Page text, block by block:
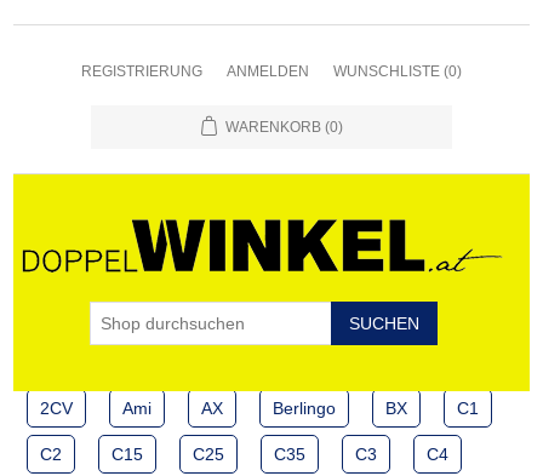
REGISTRIERUNG ANMELDEN WUNSCHLISTE (0)
WARENKORB (0)
2CV Ami AX Berlingo BX C1
C2 C15 C25 C35 C3 C4